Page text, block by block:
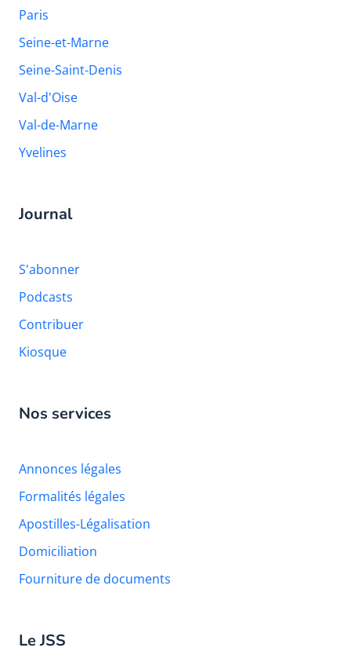
Paris
Seine-et-Marne
Seine-Saint-Denis
Val-d'Oise
Val-de-Marne
Yvelines
Journal
S'abonner
Podcasts
Contribuer
Kiosque
Nos services
Annonces légales
Formalités légales
Apostilles-Légalisation
Domiciliation
Fourniture de documents
Le JSS